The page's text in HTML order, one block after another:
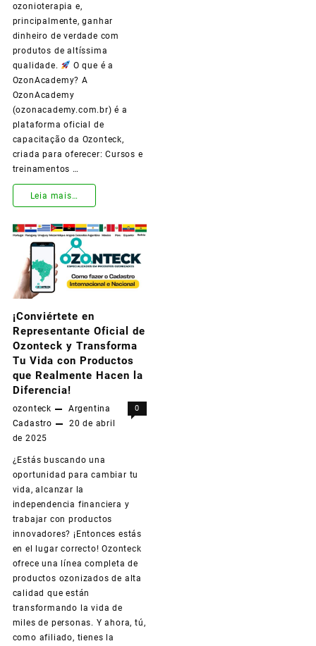
ozonioterapia e,
principalmente, ganhar
dinheiro de verdade com
produtos de altíssima
qualidade.
O que é a
OzonAcademy? A
OzonAcademy
(ozonacademy.com.br) é a
plataforma oficial de
capacitação da Ozonteck,
criada para oferecer: Cursos e
treinamentos …
Conheça
OzonAcademy:
A
Nova
Plataforma
da
Ozonteck
Que
Está
Transformando
Leia mais…
¡Conviértete en
Representante Oficial de
Ozonteck y Transforma
Tu Vida con Productos
que Realmente Hacen la
Diferencia!
ozonteck
Argentina
Cadastro
20 de abril
de 2025
0
¿Estás buscando una
oportunidad para cambiar tu
vida, alcanzar la
independencia financiera y
trabajar con productos
innovadores? ¡Entonces estás
en el lugar correcto! Ozonteck
ofrece una línea completa de
productos ozonizados de alta
calidad que están
transformando la vida de
miles de personas. Y ahora, tú,
como afiliado, tienes la